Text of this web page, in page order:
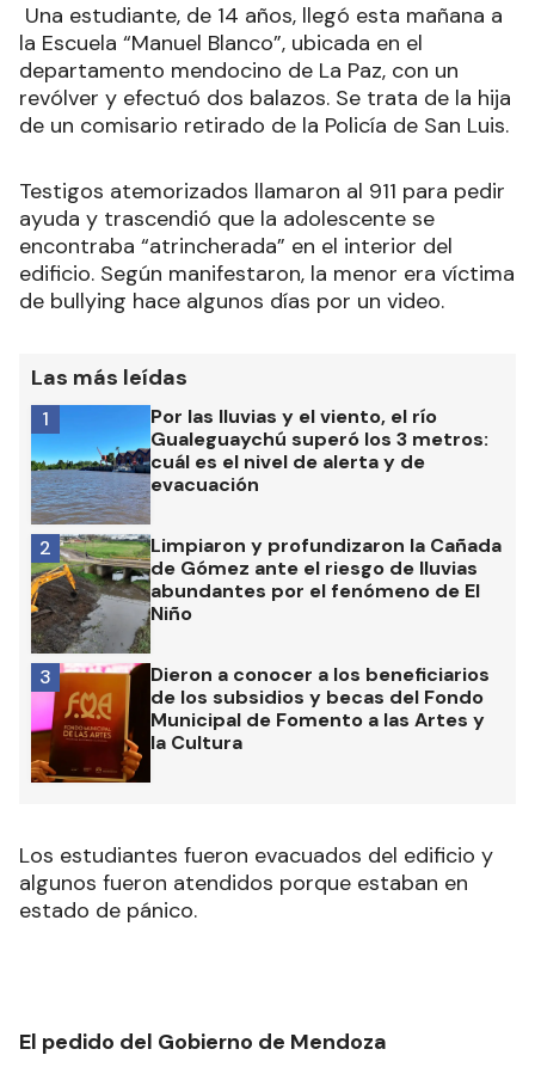
Una estudiante, de 14 años, llegó esta mañana a
la Escuela “Manuel Blanco”, ubicada en el
departamento mendocino de La Paz, con un
revólver y efectuó dos balazos. Se trata de la hija
de un comisario retirado de la Policía de San Luis.
Testigos atemorizados llamaron al 911 para pedir
ayuda y trascendió que la adolescente se
encontraba “atrincherada” en el interior del
edificio. Según manifestaron, la menor era víctima
de bullying hace algunos días por un video.
Las más leídas
Por las lluvias y el viento, el río
Gualeguaychú superó los 3 metros:
cuál es el nivel de alerta y de
evacuación
1
Limpiaron y profundizaron la Cañada
de Gómez ante el riesgo de lluvias
abundantes por el fenómeno de El
Niño
2
Dieron a conocer a los beneficiarios
de los subsidios y becas del Fondo
Municipal de Fomento a las Artes y
la Cultura
3
Los estudiantes fueron evacuados del edificio y
algunos fueron atendidos porque estaban en
estado de pánico.
El pedido del Gobierno de Mendoza